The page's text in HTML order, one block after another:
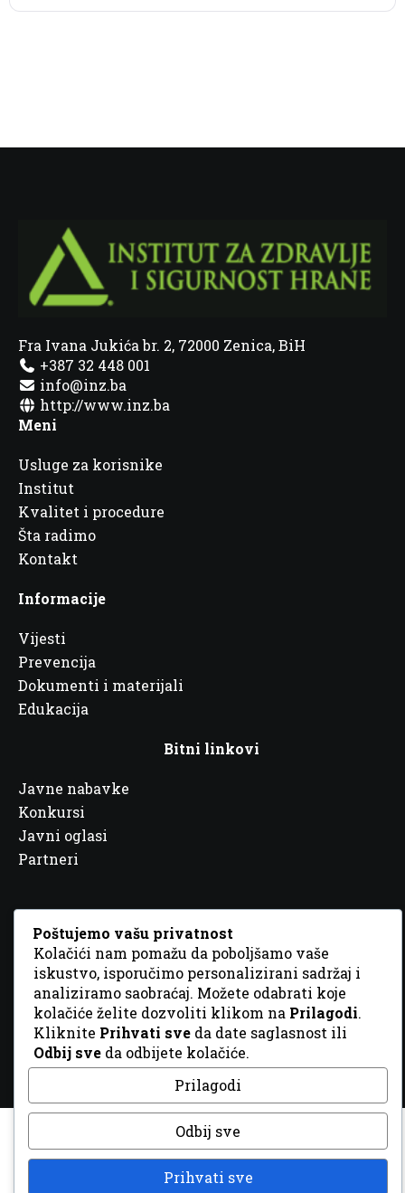
Fra Ivana Jukića br. 2, 72000 Zenica, BiH
+387 32 448 001
info@inz.ba
http://www.inz.ba
Meni
Usluge za korisnike
Institut
Kvalitet i procedure
Šta radimo
Kontakt
Informacije
Vijesti
Prevencija
Dokumenti i materijali
Edukacija
Bitni linkovi
Javne nabavke
Konkursi
Javni oglasi
Partneri
© 2026 Sva prava zadržana. DizajnGordonDM
Poštujemo vašu privatnost
Kolačići nam pomažu da poboljšamo vaše
iskustvo, isporučimo personalizirani sadržaj i
analiziramo saobraćaj. Možete odabrati koje
kolačiće želite dozvoliti klikom na Prilagodi.
Kliknite Prihvati sve da date saglasnost ili
Odbij sve da odbijete kolačiće.
Prilagodi
Odbij sve
Prihvati sve